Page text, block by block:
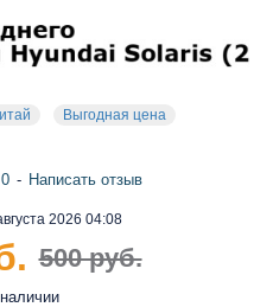
Выгодная цена
2026 04:08
- Написать отзыв
500 руб.